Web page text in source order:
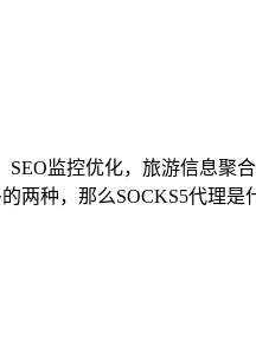
监控优化，旅游信息聚
两种，那么SOCKS5代理是